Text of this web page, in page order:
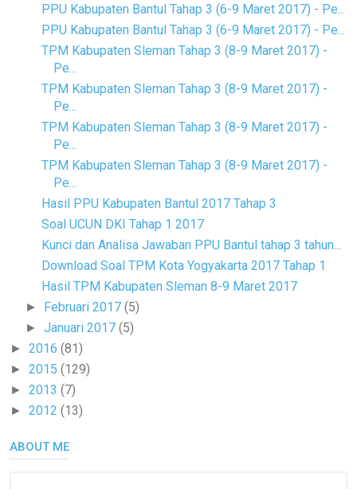
PPU Kabupaten Bantul Tahap 3 (6-9 Maret 2017) - Pe...
PPU Kabupaten Bantul Tahap 3 (6-9 Maret 2017) - Pe...
TPM Kabupaten Sleman Tahap 3 (8-9 Maret 2017) -
Pe...
TPM Kabupaten Sleman Tahap 3 (8-9 Maret 2017) -
Pe...
TPM Kabupaten Sleman Tahap 3 (8-9 Maret 2017) -
Pe...
TPM Kabupaten Sleman Tahap 3 (8-9 Maret 2017) -
Pe...
Hasil PPU Kabupaten Bantul 2017 Tahap 3
Soal UCUN DKI Tahap 1 2017
Kunci dan Analisa Jawaban PPU Bantul tahap 3 tahun...
Download Soal TPM Kota Yogyakarta 2017 Tahap 1
Hasil TPM Kabupaten Sleman 8-9 Maret 2017
► Februari 2017(5)
►Januari 2017(5)
► 2016 (81)
► 2015 (129)
► 2013 (7)
► 2012 (13)
ABOUT ME